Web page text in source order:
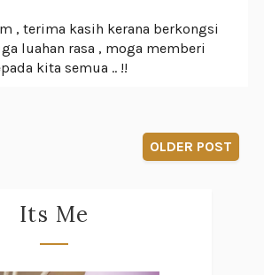
, terima kasih kerana berkongsi
luahan rasa , moga memberi
kita semua .. !!
OLDER POST
Its Me